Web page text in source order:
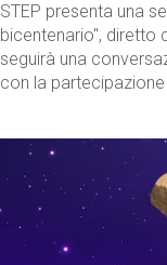
STEP presenta una
bicentenario", diretto
seguirà una
con la